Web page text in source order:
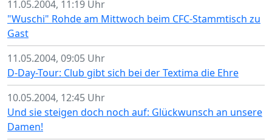
11.05.2004, 11:19 Uhr
"Wuschi" Rohde am Mittwoch beim CFC-Stammtisch zu
Gast
11.05.2004, 09:05 Uhr
D-Day-Tour: Club gibt sich bei der Textima die Ehre
10.05.2004, 12:45 Uhr
Und sie steigen doch noch auf: Glückwunsch an unsere
Damen!